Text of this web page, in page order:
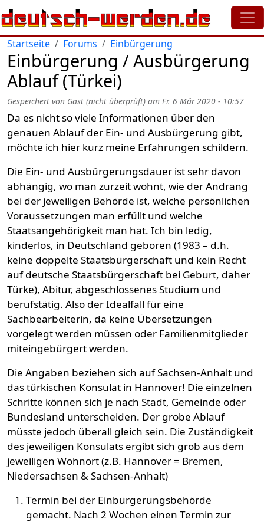
Direkt zum Inhalt
Startseite Forums Einbürgerung
Einbürgerung / Ausbürgerung
Ablauf (Türkei)
Gespeichert von Gast (nicht überprüft) am Fr. 6 Mär 2020 - 10:57
Da es nicht so viele Informationen über den
genauen Ablauf der Ein- und Ausbürgerung gibt,
möchte ich hier kurz meine Erfahrungen schildern.
Die Ein- und Ausbürgerungsdauer ist sehr davon
abhängig, wo man zurzeit wohnt, wie der Andrang
bei der jeweiligen Behörde ist, welche persönlichen
Voraussetzungen man erfüllt und welche
Staatsangehörigkeit man hat. Ich bin ledig,
kinderlos, in Deutschland geboren (1983 – d.h.
keine doppelte Staatsbürgerschaft und kein Recht
auf deutsche Staatsbürgerschaft bei Geburt, daher
Türke), Abitur, abgeschlossenes Studium und
berufstätig. Also der Idealfall für eine
Sachbearbeiterin, da keine Übersetzungen
vorgelegt werden müssen oder Familienmitglieder
miteingebürgert werden.
Die Angaben beziehen sich auf Sachsen-Anhalt und
das türkischen Konsulat in Hannover! Die einzelnen
Schritte können sich je nach Stadt, Gemeinde oder
Bundesland unterscheiden. Der grobe Ablauf
müsste jedoch überall gleich sein. Die Zuständigkeit
des jeweiligen Konsulats ergibt sich grob aus dem
jeweiligen Wohnort (z.B. Hannover = Bremen,
Niedersachsen & Sachsen-Anhalt)
Termin bei der Einbürgerungsbehörde
gemacht. Nach 2 Wochen einen Termin zur